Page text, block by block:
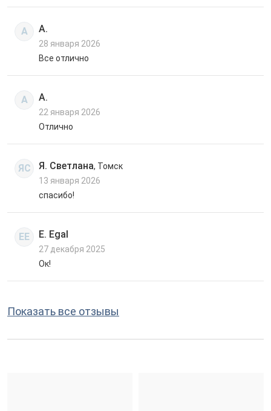
А А.
28 января 2026
Все отлично
А А.
22 января 2026
Отлично
ЯС Я. Светлана, Томск
13 января 2026
спасибо!
EE E. Egal
27 декабря 2025
Ок!
Показать все отзывы